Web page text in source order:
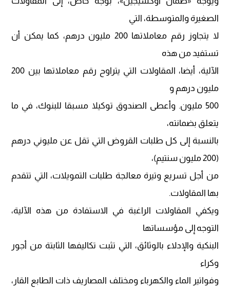
الصغيرة والمتوسطة، التي
لا يتجاوز رقم معاملاتها 200 مليون درهم، كما يمكن أن
تستفيد من هذه
الآلية، أيضا، المقاولات التي يتراوح رقم معاملاتها بين 200
مليون درهم و
500 مليون. وأعطى الصندوق توكيلا مسبقا للبنوك، في ما
يتعلق بضمانته،
بالنسبة إلى كل طلبات القروض التي تقل عن مليوني درهم
(200 مليون سنتيم)،
من أجل تسريع وتيرة معالجة طلبات التمويلات، التي تتقدم
بها المقاولات.
ويكفي المقاولات الراغبة في الاستفادة من هذه الآلية،
التوجه إلى مؤسساتها
البنكية والإدلاء بالوثائق، التي تثبت تكاليفها الثابتة من أجور
وكراء
وفواتير الماء والكهرباء ومختلف المصاريف ذات الطابع القار،